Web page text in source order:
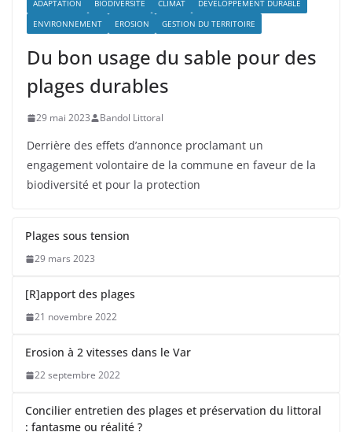
ADAPTATION BIODIVERSITÉ CLIMAT
DÉVELOPPEMENT DURABLE
ENVIRONNEMENT
EROSION GESTION DU TERRITOIRE
Du bon usage du sable pour des
plages durables
29 mai 2023 Bandol Littoral
Derrière des effets d’annonce proclamant un
engagement volontaire de la commune en faveur de la
biodiversité et pour la protection
Plages sous tension
29 mars 2023
[R]apport des plages
21 novembre 2022
Erosion à 2 vitesses dans le Var
22 septembre 2022
Concilier entretien des plages et préservation du littoral
: fantasme ou réalité ?